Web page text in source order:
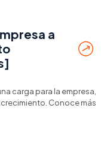
a
carga para la empresa,
Conoce más